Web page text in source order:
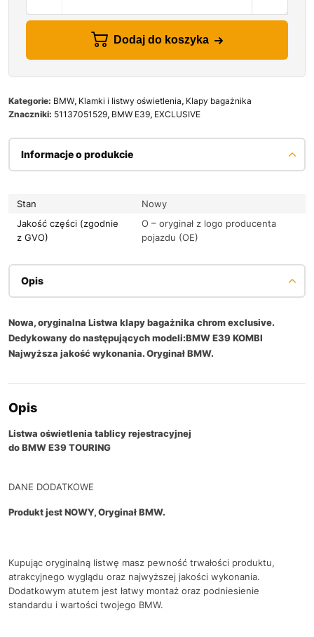
Dodaj do koszyka
Kategorie: BMW, Klamki i listwy oświetlenia, Klapy bagażnika
Znaczniki: 51137051529, BMW E39, EXCLUSIVE
Informacje o produkcie
Stan
Nowy
Jakość części (zgodnie
z GVO)
O – oryginał z logo producenta
pojazdu (OE)
Opis
Nowa, oryginalna Listwa klapy bagażnika chrom exclusive.
Dedykowany do następujących modeli:BMW E39 KOMBI
Najwyższa jakość wykonania. Oryginał BMW.
Opis
Listwa oświetlenia tablicy rejestracyjnej
do BMW E39 TOURING
DANE DODATKOWE
Produkt jest NOWY, Oryginał BMW.
Kupując oryginalną listwę masz pewność trwałości produktu,
atrakcyjnego wyglądu oraz najwyższej jakości wykonania.
Dodatkowym atutem jest łatwy montaż oraz podniesienie
standardu i wartości twojego BMW.